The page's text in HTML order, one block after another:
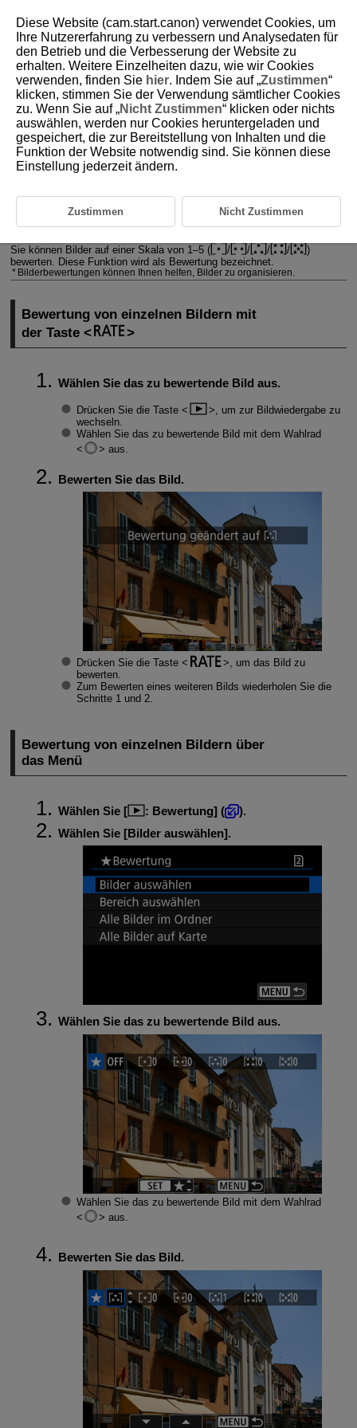
D388-155
Bilderbewertung
Bewertung von einzelnen Bildern mit der Taste
Bewertung von einzelnen Bildern über das Menü
Bewerten durch Festlegen des Bereichs
Sie können Bilder auf einer Skala von 1–5 ( / / / /
)
bewerten. Diese Funktion wird als Bewertung bezeichnet.
Bilderbewertungen können Ihnen helfen, Bilder zu organisieren.
Bewertung von einzelnen Bildern mit
der Taste
Wählen Sie das zu bewertende Bild aus.
Drücken Sie die Taste
, um zur Bildwiedergabe zu
wechseln.
Wählen Sie das zu bewertende Bild mit dem Wahlrad
aus.
Bewerten Sie das Bild.
Drücken Sie die Taste
, um das Bild zu
bewerten.
Zum Bewerten eines weiteren Bilds wiederholen Sie die
Schritte 1 und 2.
Bewertung von einzelnen Bildern über
das Menü
Wählen Sie [ : Bewertung] (
).
Wählen Sie [Bilder auswählen].
Wählen Sie das zu bewertende Bild aus.
Wählen Sie das zu bewertende Bild mit dem Wahlrad
aus.
Bewerten Sie das Bild.
Diese Website (cam.start.canon) verwendet Cookies, um
Ihre Nutzererfahrung zu verbessern und Analysedaten für
den Betrieb und die Verbesserung der Website zu
erhalten. Weitere Einzelheiten dazu, wie wir Cookies
verwenden, finden Sie hier. Indem Sie auf „Zustimmen“
klicken, stimmen Sie der Verwendung sämtlicher Cookies
zu. Wenn Sie auf „Nicht Zustimmen“ klicken oder nichts
auswählen, werden nur Cookies heruntergeladen und
gespeichert, die zur Bereitstellung von Inhalten und die
Funktion der Website notwendig sind. Sie können diese
Einstellung jederzeit ändern.
Zustimmen Nicht Zustimmen